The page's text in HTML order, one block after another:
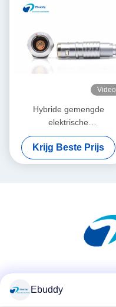
Video
Hybride gemengde
elektrische
vloeistofconnector Lemo
compatibele 2K 6+1 pin
mannelijke en vrouwelijke
Krijg Beste Prijs
Ebuddy